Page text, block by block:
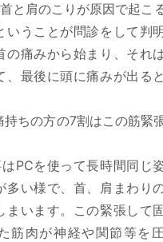
と肩のこりが原因で起こ
いうことが問診をして判
の痛みから始まり、それ
、最後に頭に痛みが出る
持ちの方の7割はこの筋緊
PCを使って長時間同じ
多い様で、首、肩まわり
まいます。この緊張して
筋肉が神経や関節等を